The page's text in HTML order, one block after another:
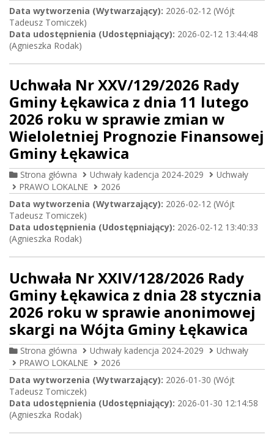
Data wytworzenia (Wytwarzający): 2026-02-12 (Wójt
Tadeusz Tomiczek)
Data udostępnienia (Udostępniający): 2026-02-12 13:44:48
(Agnieszka Rodak)
Uchwała Nr XXV/129/2026 Rady
Gminy Łękawica z dnia 11 lutego
2026 roku w sprawie zmian w
Wieloletniej Prognozie Finansowej
Gminy Łękawica
Strona główna Uchwały kadencja 2024-2029
Uchwały
PRAWO LOKALNE
2026
Data wytworzenia (Wytwarzający): 2026-02-12 (Wójt
Tadeusz Tomiczek)
Data udostępnienia (Udostępniający): 2026-02-12 13:40:33
(Agnieszka Rodak)
Uchwała Nr XXIV/128/2026 Rady
Gminy Łękawica z dnia 28 stycznia
2026 roku w sprawie anonimowej
skargi na Wójta Gminy Łękawica
Strona główna Uchwały kadencja 2024-2029
Uchwały
PRAWO LOKALNE
2026
Data wytworzenia (Wytwarzający): 2026-01-30 (Wójt
Tadeusz Tomiczek)
Data udostępnienia (Udostępniający): 2026-01-30 12:14:58
(Agnieszka Rodak)